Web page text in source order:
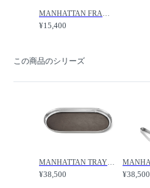
¥15,400
この商品のシリーズ
¥38,500 ¥38,500